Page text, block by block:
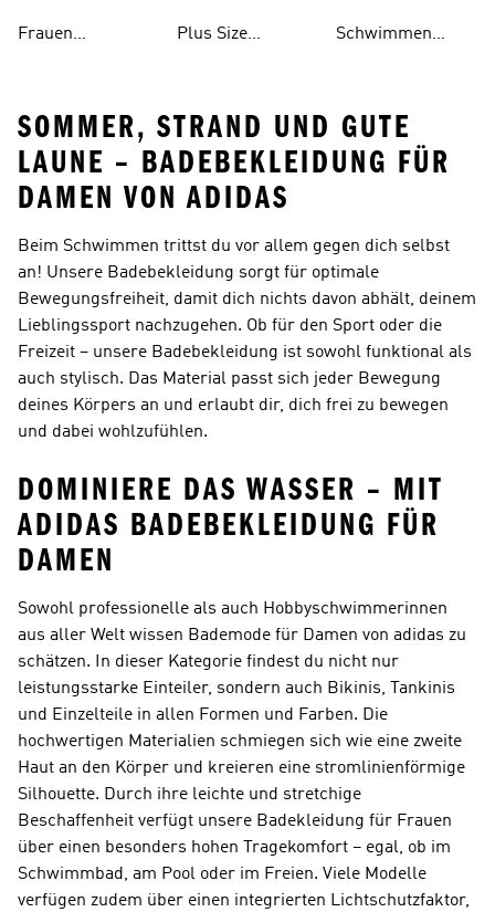
Schuhe
Frauen
Plus Size
Sandalen
Schwimmen
SOMMER, STRAND UND GUTE
LAUNE – BADEBEKLEIDUNG FÜR
DAMEN VON ADIDAS
Beim Schwimmen trittst du vor allem gegen dich selbst
an! Unsere Badebekleidung sorgt für optimale
Bewegungsfreiheit, damit dich nichts davon abhält, deinem
Lieblingssport nachzugehen. Ob für den Sport oder die
Freizeit – unsere Badebekleidung ist sowohl funktional als
auch stylisch. Das Material passt sich jeder Bewegung
deines Körpers an und erlaubt dir, dich frei zu bewegen
und dabei wohlzufühlen.
DOMINIERE DAS WASSER – MIT
ADIDAS BADEBEKLEIDUNG FÜR
DAMEN
Sowohl professionelle als auch Hobbyschwimmerinnen
aus aller Welt wissen Bademode für Damen von adidas zu
schätzen. In dieser Kategorie findest du nicht nur
leistungsstarke Einteiler, sondern auch Bikinis, Tankinis
und Einzelteile in allen Formen und Farben. Die
hochwertigen Materialien schmiegen sich wie eine zweite
Haut an den Körper und kreieren eine stromlinienförmige
Silhouette. Durch ihre leichte und stretchige
Beschaffenheit verfügt unsere Badekleidung für Frauen
über einen besonders hohen Tragekomfort – egal, ob im
Schwimmbad, am Pool oder im Freien. Viele Modelle
verfügen zudem über einen integrierten Lichtschutzfaktor,